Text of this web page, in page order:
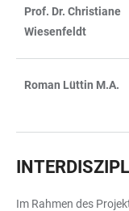
TABELLE
Prof. Dr. Christiane
Wiesenfeldt
Roman Lüttin M.A.
Im Rahmen des